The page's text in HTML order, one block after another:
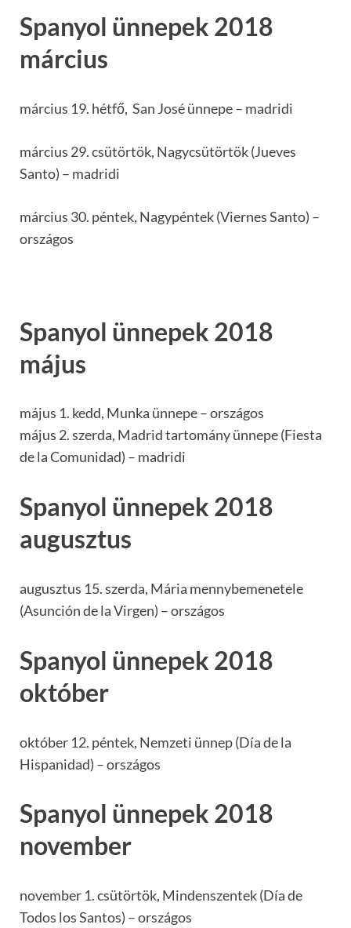
Spanyol ünnepek 2018
március
március 19. hétfő, San José ünnepe – madridi
március 29. csütörtök, Nagycsütörtök (Jueves
Santo) – madridi
március 30. péntek, Nagypéntek (Viernes Santo) –
országos
Spanyol ünnepek 2018
május
május 1. kedd, Munka ünnepe – országos
május 2. szerda, Madrid tartomány ünnepe (Fiesta
de la Comunidad) – madridi
Spanyol ünnepek 2018
augusztus
augusztus 15. szerda, Mária mennybemenetele
(Asunción de la Virgen) – országos
Spanyol ünnepek 2018
október
október 12. péntek, Nemzeti ünnep (Día de la
Hispanidad) – országos
Spanyol ünnepek 2018
november
november 1. csütörtök, Mindenszentek (Día de
Todos los Santos) – országos